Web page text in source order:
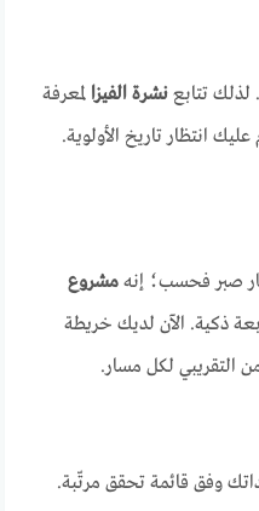
لذلك تتابعنشرة الفيزا لمعرفة
صبر فحسب؛ إنهمشروع
ذكية. الآن لديك خريطة
التقريبي لكل مسار.
وفق قائمة تحقق مرتّبة.